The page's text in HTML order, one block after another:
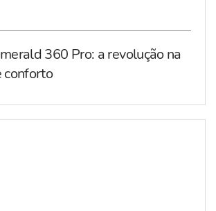
360 Pro: a revolução na
conforto